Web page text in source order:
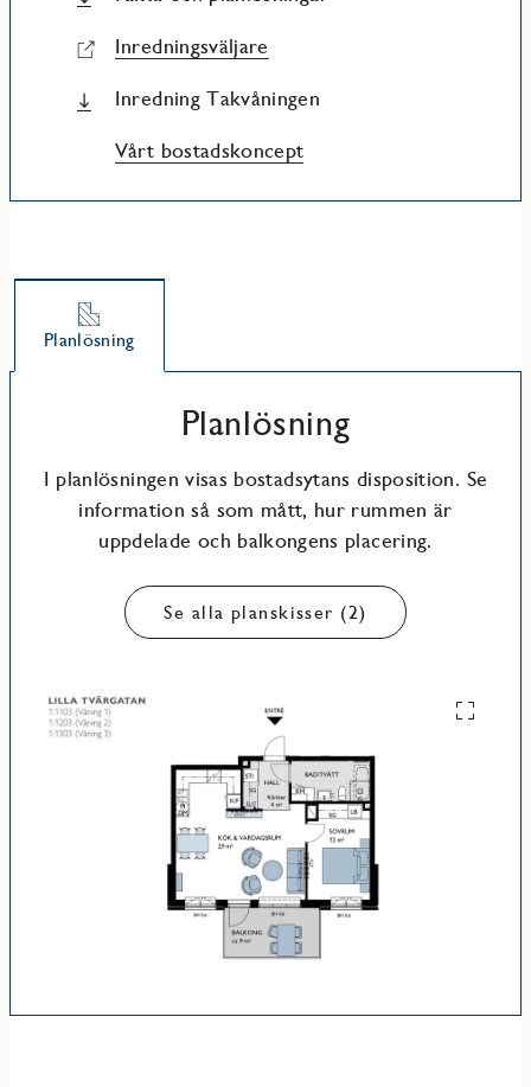
Inredningsväljare
Inredning Takvåningen
Vårt bostadskoncept
Planlösning
Planlösning
I planlösningen visas bostadsytans disposition. Se
information så som mått, hur rummen är
uppdelade och balkongens placering.
Se alla planskisser (2)
Se